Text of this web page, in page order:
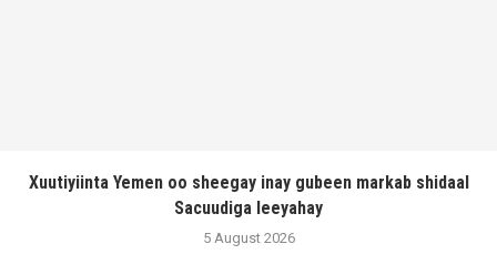
Xuutiyiinta Yemen oo sheegay inay gubeen markab shidaal
Sacuudiga leeyahay
5 August 2026